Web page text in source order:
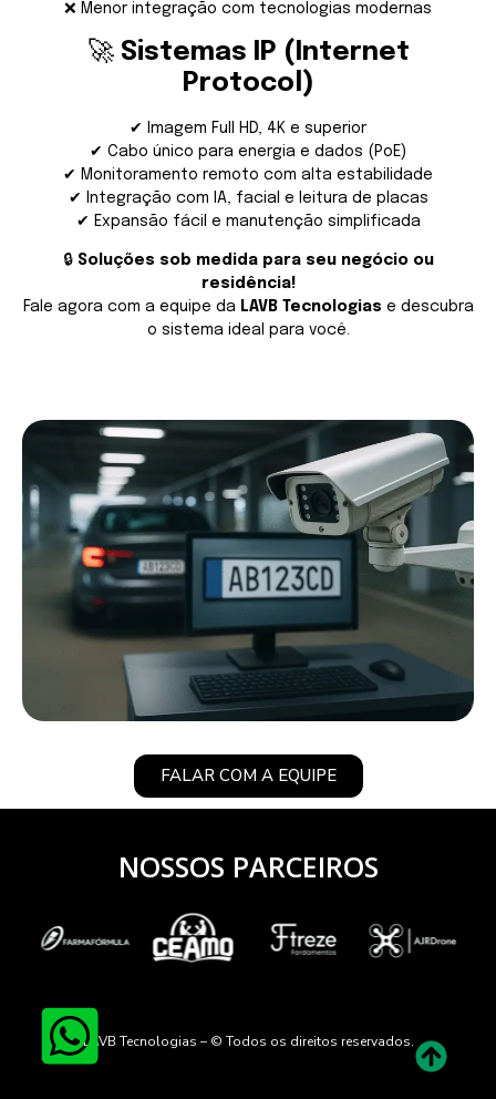
❌ Menor integração com tecnologias modernas
🚀 Sistemas IP (Internet
Protocol)
✔ Imagem Full HD, 4K e superior
✔ Cabo único para energia e dados (PoE)
✔ Monitoramento remoto com alta estabilidade
✔ Integração com IA, facial e leitura de placas
✔ Expansão fácil e manutenção simplificada
🔒 Soluções sob medida para seu negócio ou
residência!
Fale agora com a equipe da LAVB Tecnologias e descubra
o sistema ideal para você.
FALAR COM A EQUIPE
NOSSOS PARCEIROS
LAVB Tecnologias – © Todos os direitos reservados.